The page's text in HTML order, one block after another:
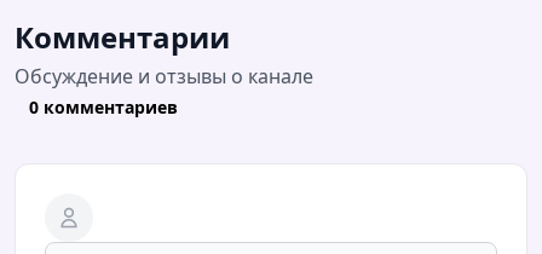
Комментарии
Обсуждение и отзывы о канале
0 комментариев